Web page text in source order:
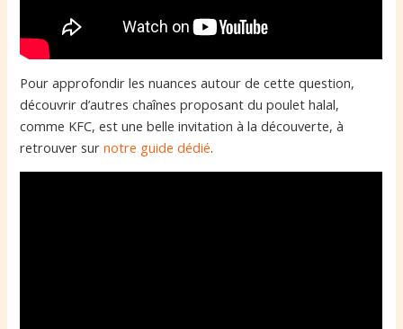
Pour approfondir les nuances autour de cette question,
découvrir d’autres chaînes proposant du poulet halal,
comme KFC, est une belle invitation à la découverte, à
retrouver surnotre guide dédié.